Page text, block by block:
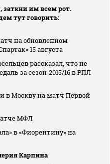
заткни им всем рот.
тут говорить:
на обновленном
15 августа
рассказал, что не
за сезон‑2015/16 в РПЛ
в Москву на матч Первой
МФЛ
в «Фиорентину» на
Карпина